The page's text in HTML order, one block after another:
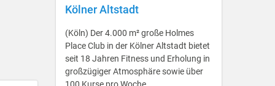
Kölner Altstadt
(Köln) Der 4.000 m² große Holmes
Place Club in der Kölner Altstadt bietet
seit 18 Jahren Fitness und Erholung in
großzügiger Atmosphäre sowie über